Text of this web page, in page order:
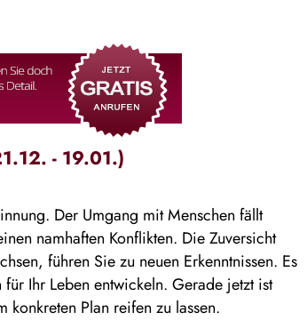
- 19.01.)
Der Umgang mit Menschen fällt
namhaften Konflikten. Die Zuversicht
führen Sie zu neuen Erkenntnissen. Es
Ihr Leben entwickeln. Gerade jetzt ist
Plan reifen zu lassen.